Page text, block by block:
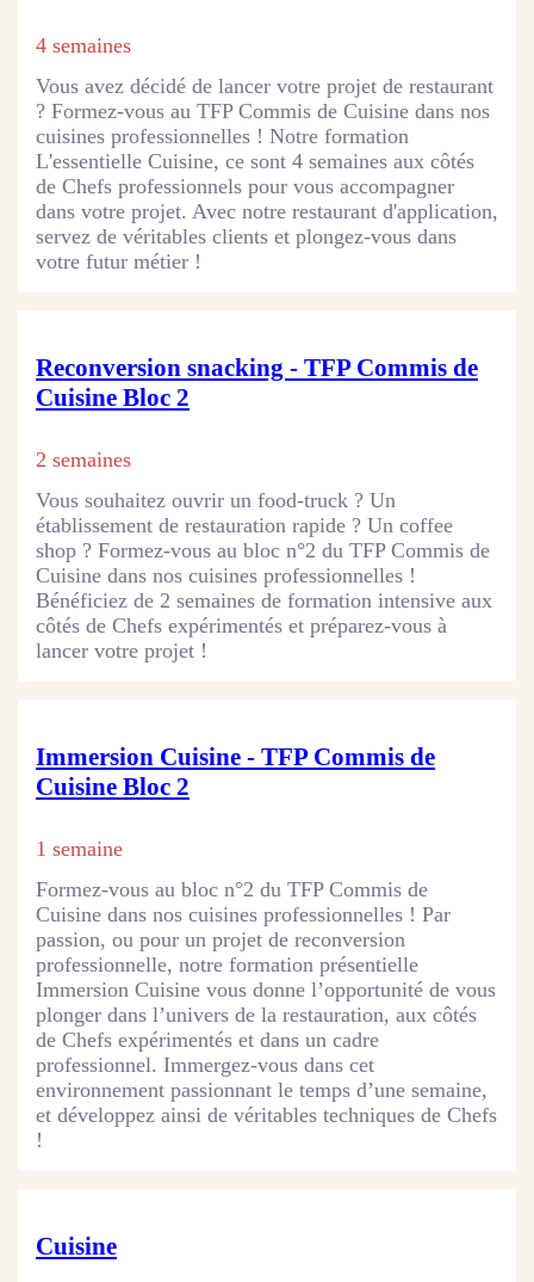
4 semaines
Vous avez décidé de lancer votre projet de restaurant
? Formez-vous au TFP Commis de Cuisine dans nos
cuisines professionnelles ! Notre formation
L'essentielle Cuisine, ce sont 4 semaines aux côtés
de Chefs professionnels pour vous accompagner
dans votre projet. Avec notre restaurant d'application,
servez de véritables clients et plongez-vous dans
votre futur métier !
Reconversion snacking - TFP Commis de
Cuisine Bloc 2
2 semaines
Vous souhaitez ouvrir un food-truck ? Un
établissement de restauration rapide ? Un coffee
shop ? Formez-vous au bloc n°2 du TFP Commis de
Cuisine dans nos cuisines professionnelles !
Bénéficiez de 2 semaines de formation intensive aux
côtés de Chefs expérimentés et préparez-vous à
lancer votre projet !
Immersion Cuisine - TFP Commis de
Cuisine Bloc 2
1 semaine
Formez-vous au bloc n°2 du TFP Commis de
Cuisine dans nos cuisines professionnelles ! Par
passion, ou pour un projet de reconversion
professionnelle, notre formation présentielle
Immersion Cuisine vous donne l’opportunité de vous
plonger dans l’univers de la restauration, aux côtés
de Chefs expérimentés et dans un cadre
professionnel. Immergez-vous dans cet
environnement passionnant le temps d’une semaine,
et développez ainsi de véritables techniques de Chefs
!
Cuisine